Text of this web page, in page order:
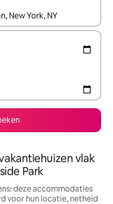
zijn, maak je een keuze
vlak
Park
deze accommodaties
voor hun locatie, netheid